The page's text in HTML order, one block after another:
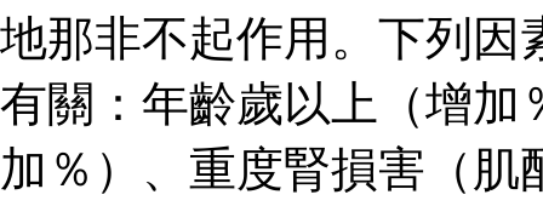
地那非不起作用。下列因
有關：年齡歲以上（增加
加％）、重度腎損害（